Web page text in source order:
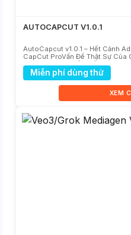
AUTOCAPCUT V1.0.1
AutoCapcut v1.0.1 – Hết Cảnh
CapCut ProVấn Đề Thật Sự
viện hiệu ứng khổng lồ — hàng
Miễn phí dùng thử
XEM